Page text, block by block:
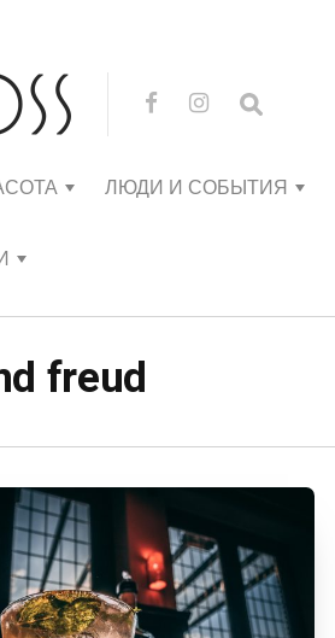
ЛЮДИ И СОБЫТИЯ
freud